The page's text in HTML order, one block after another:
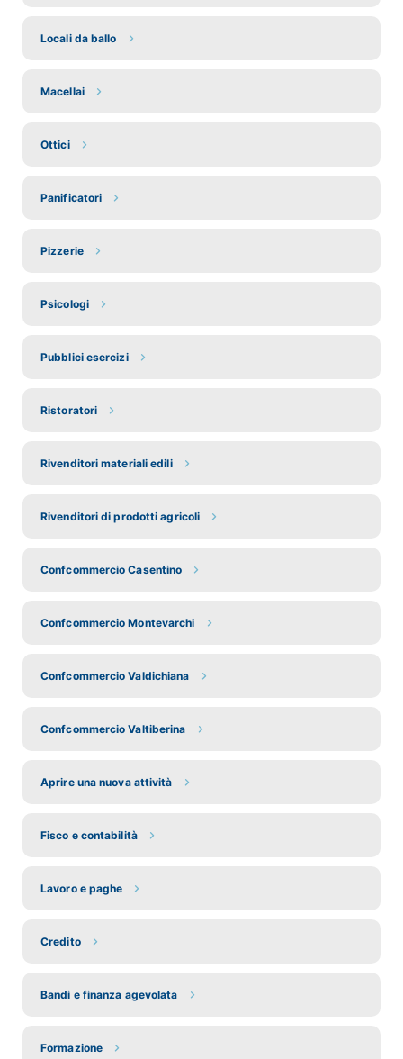
Locali da ballo
Macellai
Ottici
Panificatori
Pizzerie
Psicologi
Pubblici esercizi
Ristoratori
Rivenditori materiali edili
Rivenditori di prodotti agricoli
Confcommercio Casentino
Confcommercio Montevarchi
Confcommercio Valdichiana
Confcommercio Valtiberina
Aprire una nuova attività
Fisco e contabilità
Lavoro e paghe
Credito
Bandi e finanza agevolata
Formazione